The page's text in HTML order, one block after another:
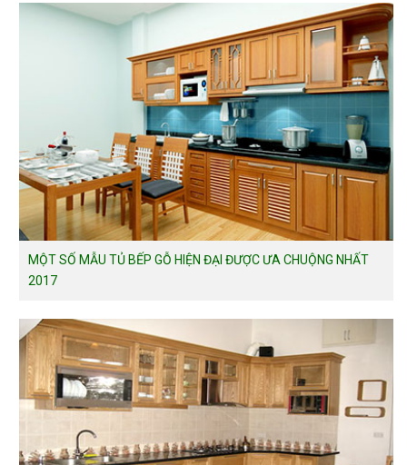
MỘT SỐ MẪU TỦ BẾP GỖ HIỆN ĐẠI ĐƯỢC ƯA CHUỘNG NHẤT
2017